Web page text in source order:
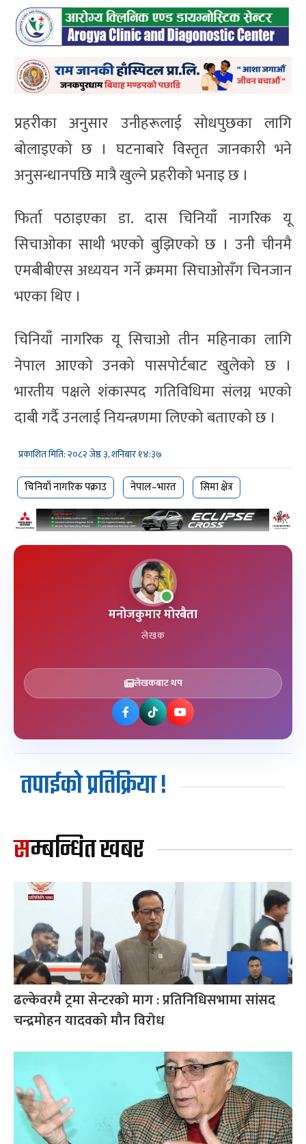
प्रहरीका अनुसार उनीहरूलाई सोधपुछका लागि
बोलाइएको छ । घटनाबारे विस्तृत जानकारी भने
अनुसन्धानपछि मात्रै खुल्ने प्रहरीको भनाइ छ ।
फिर्ता पठाइएका डा. दास चिनियाँ नागरिक यू
सिचाओका साथी भएको बुझिएको छ । उनी चीनमै
एमबीबीएस अध्ययन गर्ने क्रममा सिचाओसँग चिनजान
भएका थिए ।
चिनियाँ नागरिक यू सिचाओ तीन महिनाका लागि
नेपाल आएको उनको पासपोर्टबाट खुलेको छ ।
भारतीय पक्षले शंकास्पद गतिविधिमा संलग्न भएको
दाबी गर्दै उनलाई नियन्त्रणमा लिएको बताएको छ ।
प्रकाशित मिति: २०८२ जेष्ठ ३, शनिबार १४:३७
चिनियाँ नागरिक पक्राउ नेपाल–भारत सिमा क्षेत्र
मनोजकुमार मोरबैता
लेखक
लेखकबाट थप
तपाईको प्रतिक्रिया !
सम्बन्धित खबर
ढल्केवरमै ट्रमा सेन्टरको माग : प्रतिनिधिसभामा सांसद
चन्द्रमोहन यादवको मौन विरोध